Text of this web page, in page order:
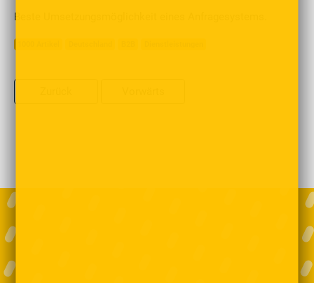
Beste Umsetzungsmöglichkeit eines Anfragesystems.